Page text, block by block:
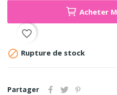
Acheter
favorite_border
 Rupture de stock
Partager